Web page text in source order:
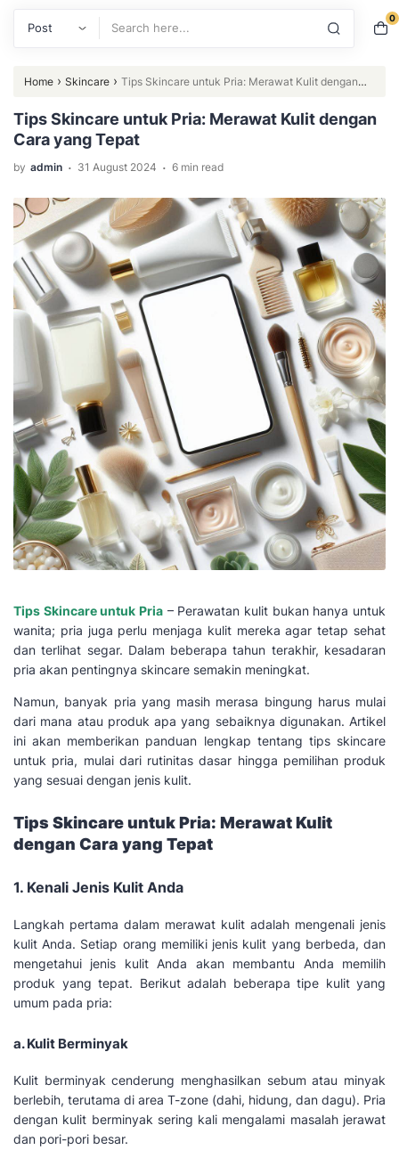
0
Home › Skincare › Tips Skincare untuk Pria: Merawat Kulit dengan
Cara yang Tepat
Tips Skincare untuk Pria: Merawat Kulit dengan
Cara yang Tepat
by admin . 31 August 2024 . 6 min read
Tips Skincare untuk Pria – Perawatan kulit bukan hanya untuk
wanita; pria juga perlu menjaga kulit mereka agar tetap sehat
dan terlihat segar. Dalam beberapa tahun terakhir, kesadaran
pria akan pentingnya skincare semakin meningkat.
Namun, banyak pria yang masih merasa bingung harus mulai
dari mana atau produk apa yang sebaiknya digunakan. Artikel
ini akan memberikan panduan lengkap tentang tips skincare
untuk pria, mulai dari rutinitas dasar hingga pemilihan produk
yang sesuai dengan jenis kulit.
Tips Skincare untuk Pria: Merawat Kulit
dengan Cara yang Tepat
1. Kenali Jenis Kulit Anda
Langkah pertama dalam merawat kulit adalah mengenali jenis
kulit Anda. Setiap orang memiliki jenis kulit yang berbeda, dan
mengetahui jenis kulit Anda akan membantu Anda memilih
produk yang tepat. Berikut adalah beberapa tipe kulit yang
umum pada pria:
a. Kulit Berminyak
Kulit berminyak cenderung menghasilkan sebum atau minyak
berlebih, terutama di area T-zone (dahi, hidung, dan dagu). Pria
dengan kulit berminyak sering kali mengalami masalah jerawat
dan pori-pori besar.